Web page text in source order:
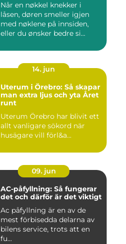
Når en nøkkel knekker i
låsen, døren smeller igjen
med nøklene på innsiden,
eller du ønsker bedre si...
14. jun
Uterum i Örebro: Så skapar
man extra ljus och yta Året
runt
Uterum Örebro har blivit ett
allt vanligare sökord när
husägare vill förl&a...
09. jun
AC-påfyllning: Så fungerar
det och därför är det viktigt
Ac påfyllning är en av de
mest förbisedda delarna av
bilens service, trots att en
fu...